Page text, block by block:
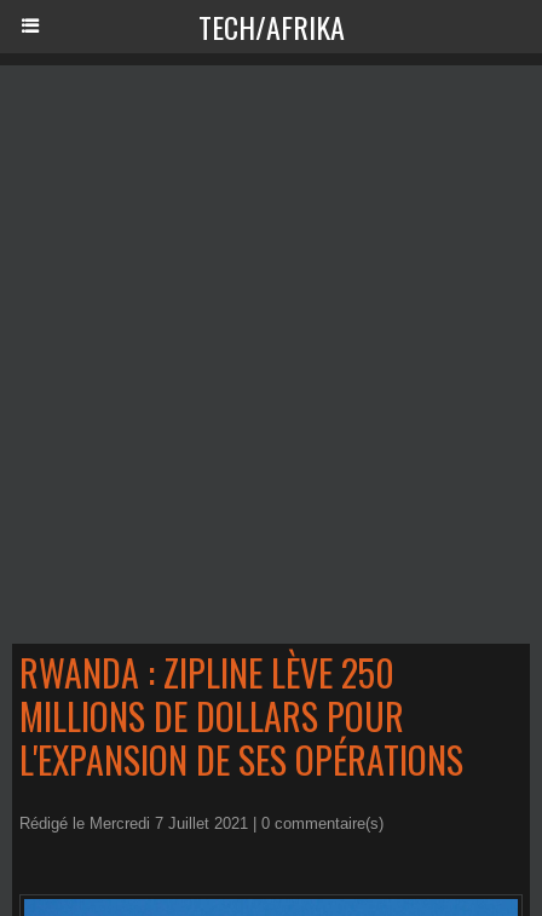
TECH/AFRIKA
RWANDA : ZIPLINE LÈVE 250
MILLIONS DE DOLLARS POUR
L'EXPANSION DE SES OPÉRATIONS
Rédigé le Mercredi 7 Juillet 2021 | 0 commentaire(s)